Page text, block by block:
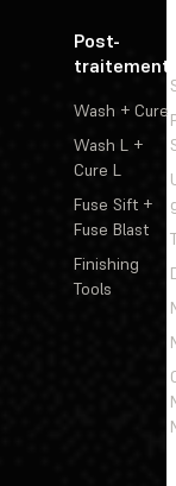
Post-
traitement
Wash + Cure
Wash L +
Cure L
Fuse Sift +
Fuse Blast
Finishing
Tools